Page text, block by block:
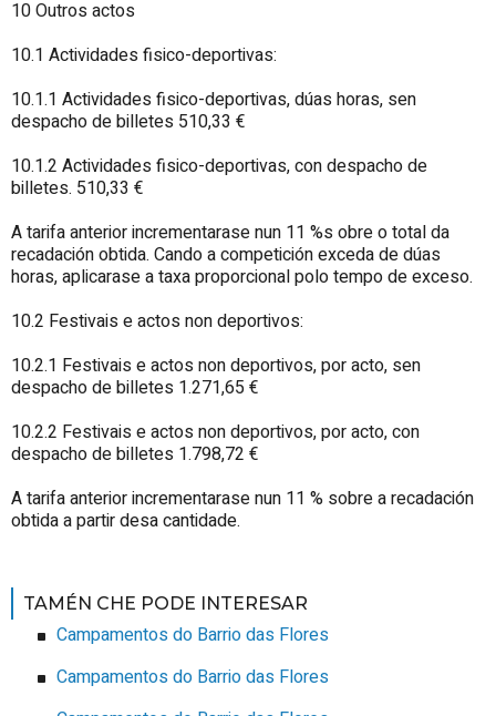
10 Outros actos
10.1 Actividades fisico-deportivas:
10.1.1 Actividades fisico-deportivas, dúas horas, sen
despacho de billetes 510,33 €
10.1.2 Actividades fisico-deportivas, con despacho de
billetes. 510,33 €
A tarifa anterior incrementarase nun 11 %s obre o total da
recadación obtida. Cando a competición exceda de dúas
horas, aplicarase a taxa proporcional polo tempo de exceso.
10.2 Festivais e actos non deportivos:
10.2.1 Festivais e actos non deportivos, por acto, sen
despacho de billetes 1.271,65 €
10.2.2 Festivais e actos non deportivos, por acto, con
despacho de billetes 1.798,72 €
A tarifa anterior incrementarase nun 11 % sobre a recadación
obtida a partir desa cantidade.
TAMÉN CHE PODE INTERESAR
Campamentos do Barrio das Flores
Campamentos do Barrio das Flores